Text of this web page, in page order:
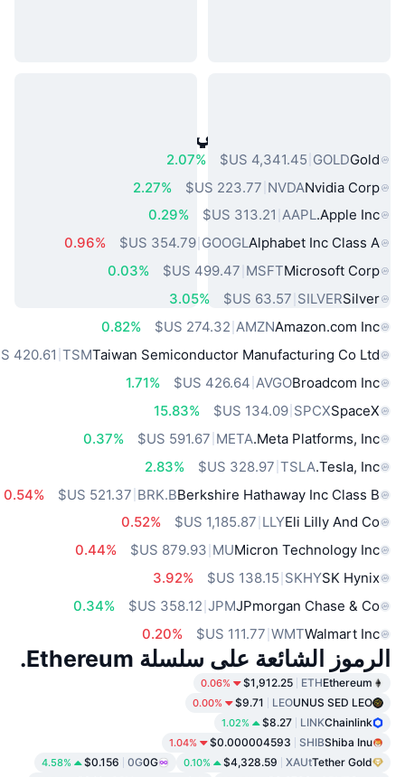
أصول العالم الحقيقي الشائعة
Gold
GOLD
2.07%
Nvidia Corp
NVDA
2.27%
Apple Inc.
AAPL
0.29%
Alphabet Inc Class A
GOOGL
‏354.79 US$
0.96%
Microsoft Corp
MSFT
0.03%
Silver
SILVER
3.05%
Amazon.com Inc
AMZN
0.82%
Taiwan Semiconductor Manufacturing Co Ltd
TSM
Broadcom Inc
AVGO
1.71%
SpaceX
SPCX
‏134.09 US$
15.83%
Meta Platforms, Inc.
META
0.37%
Tesla, Inc.
TSLA
2.83%
Berkshire Hathaway Inc Class B
BRK.B
0.54%
Eli Lilly And Co
LLY
0.52%
Micron Technology Inc
MU
0.44%
SK Hynix
SKHY
3.92%
JPmorgan Chase & Co
JPM
0.34%
Walmart Inc
WMT
0.20%
الرموز الشائعة على سلسلة Ethereum.
Ethereum
ETH
$1,912.25
0.06%
UNUS SED LEO
LEO
$9.71
0.00%
Chainlink
LINK
$8.27
1.02%
Shiba Inu
SHIB
$0.000004593
1.04%
Tether Gold
XAUt
$4,328.59
0.10%
0G
0G
$0.156
4.58%